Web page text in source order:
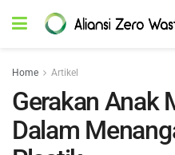
Home Artikel
Gerakan Anak
Dalam